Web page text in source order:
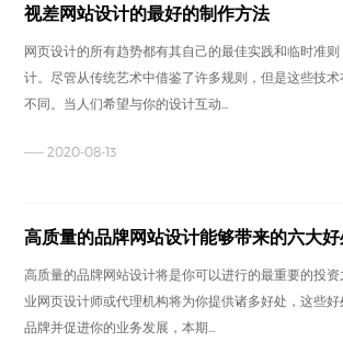
视差网站设计的最好的制作方法
网页设计的所有趋势都有其自己的最佳实践和临时准
计。尽管从传统艺术中借鉴了许多规则，但是这些技
不同。当人们希望与你的设计互动...
—— 2020-08-13
高质量的品牌网站设计能够带来的六大
高质量的品牌网站设计将是你可以进行的最重要的投
业网页设计师或代理机构将为你提供诸多好处，这些
品牌并促进你的业务发展，本期...